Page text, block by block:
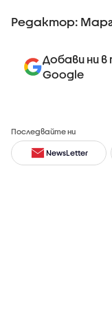
Редактор:
Добави ни
Google
Последвайте ни
NewsLetter